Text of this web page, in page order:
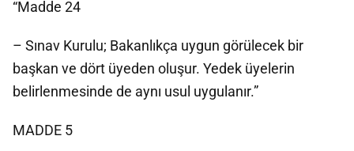
“Madde 24
– Sınav Kurulu; Bakanlıkça uygun görülecek bir
başkan ve dört üyeden oluşur. Yedek üyelerin
belirlenmesinde de aynı usul uygulanır.”
MADDE 5